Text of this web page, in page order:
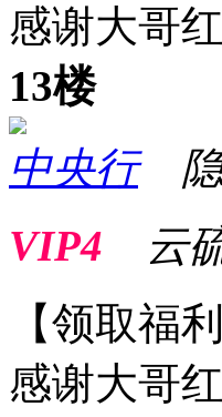
感谢大哥
13楼
中央行
VIP4
云
【领取福利
感谢大哥